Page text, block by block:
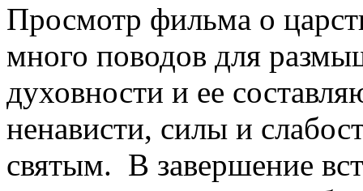
Просмотр фильма о
много поводов для
духовности и ее
ненависти, силы и
святым. В завершение